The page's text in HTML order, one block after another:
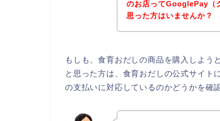
のお店ってGooglePay（
思った方はいませんか？
もしも、食育おだしの商品を購入しよう
と思った方は、食育おだしの公式サイト
の支払いに対応しているのかどうかを確